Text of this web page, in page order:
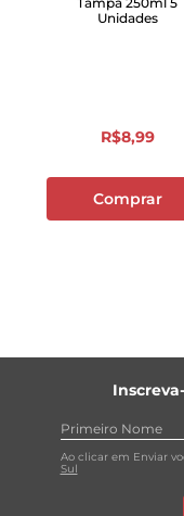
Unidades
R$8,99
Comprar
Ao clicar em Enviar
Sul